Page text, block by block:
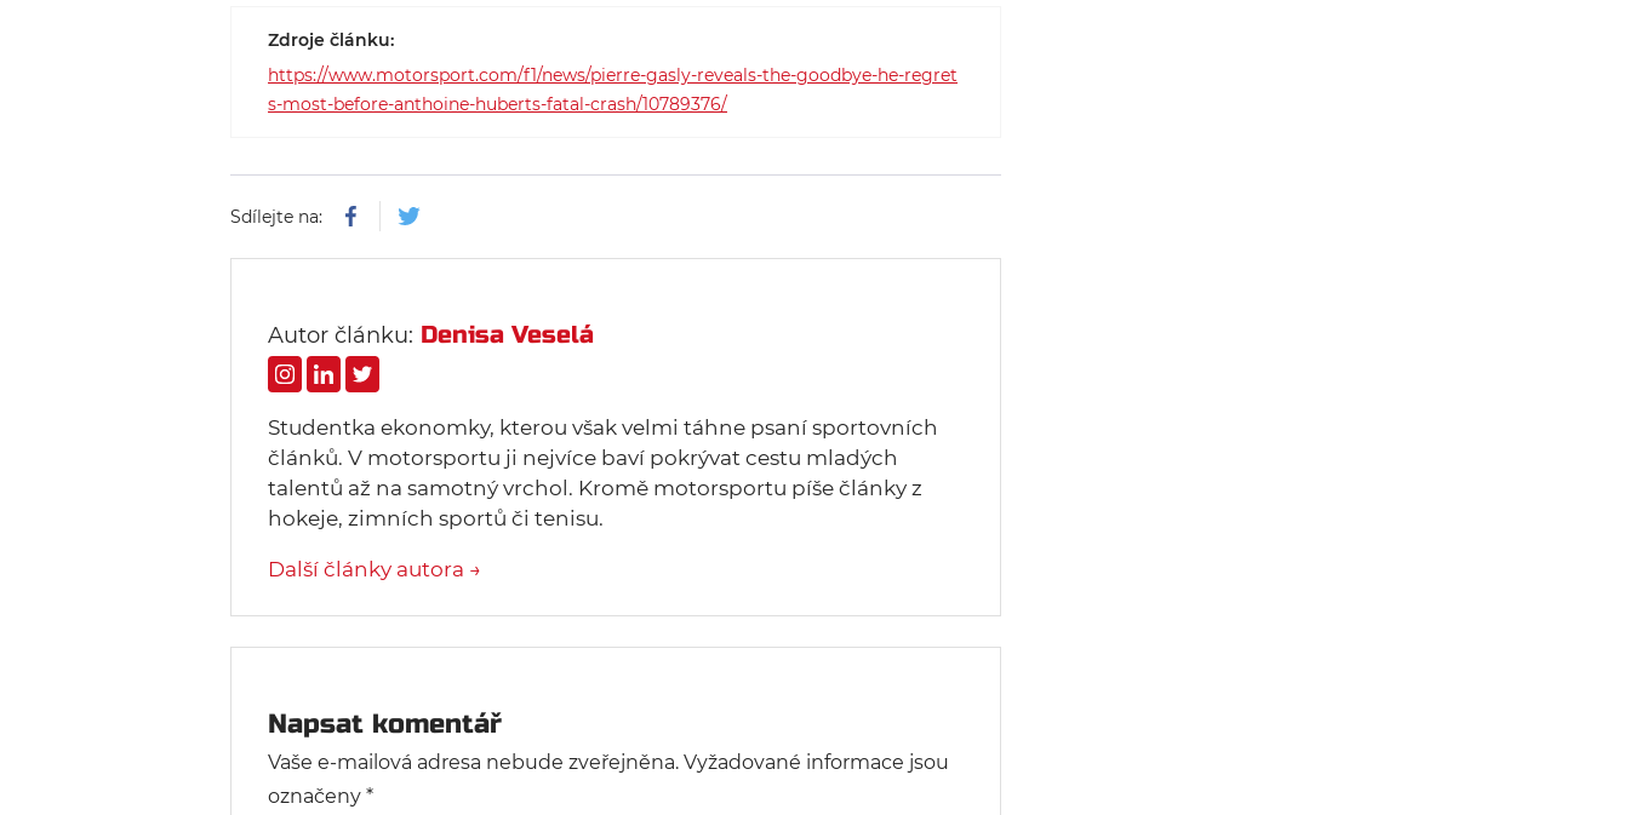
Zdroje článku:
https://www.motorsport.com/f1/news/pierre-gasly-reveals-the-goodbye-he-regret
s-most-before-anthoine-huberts-fatal-crash/10789376/
Sdílejte na:
Autor článku: Denisa Veselá
Studentka ekonomky, kterou však velmi táhne psaní sportovních
článků. V motorsportu ji nejvíce baví pokrývat cestu mladých
talentů až na samotný vrchol. Kromě motorsportu píše články z
hokeje, zimních sportů či tenisu.
Další články autora →
Napsat komentář
Vaše e-mailová adresa nebude zveřejněna. Vyžadované informace jsou
označeny *